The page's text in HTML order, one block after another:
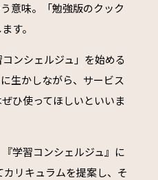
意味。「勉強版のクック
す。
ンシェルジュ」を始める
生かしながら、サービス
ひ使ってほしいといいま
学習コンシェルジュ』に
リキュラムを提案し、そ